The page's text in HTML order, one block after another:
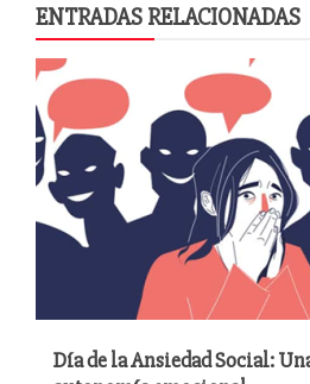
ENTRADAS RELACIONADAS
Día de la Ansiedad Social: